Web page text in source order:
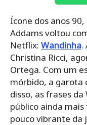
Ícone dos anos
Addams voltou
Netflix: Wandinha.
Christina Ricci,
Ortega. Com um
mórbido, a garota
disso, as frases
público ainda
pouco vibrante da